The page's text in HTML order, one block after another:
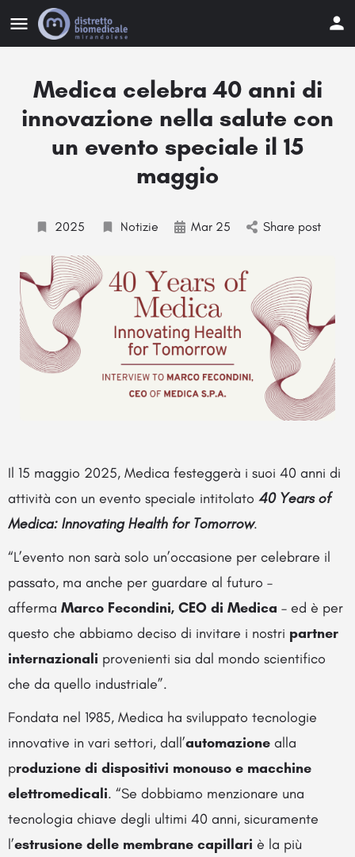
Medica celebra 40 anni di
innovazione nella salute con
un evento speciale il 15
maggio
2025 Notizie Mar 25 Share post
Il 15 maggio 2025, Medica festeggerà i suoi 40 anni di
attività con un evento speciale intitolato 40 Years of
Medica: Innovating Health for Tomorrow.
“L’evento non sarà solo un’occasione per celebrare il
passato, ma anche per guardare al futuro –
afferma Marco Fecondini, CEO di Medica – ed è per
questo che abbiamo deciso di invitare i nostri partner
internazionali provenienti sia dal mondo scientifico
che da quello industriale”.
Fondata nel 1985, Medica ha sviluppato tecnologie
innovative in vari settori, dall’automazione alla
produzione di dispositivi monouso e macchine
elettromedicali. “Se dobbiamo menzionare una
tecnologia chiave degli ultimi 40 anni, sicuramente
l’estrusione delle membrane capillari è la più